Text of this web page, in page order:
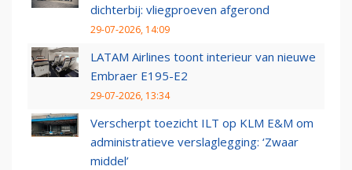
dichterbij: vliegproeven afgerond
29-07-2026, 14:09
LATAM Airlines toont interieur van nieuwe
Embraer E195-E2
29-07-2026, 13:34
Verscherpt toezicht ILT op KLM E&M om
administratieve verslaglegging: ‘Zwaar
middel’